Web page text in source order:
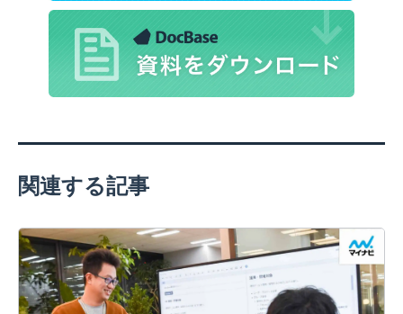
関連する記事